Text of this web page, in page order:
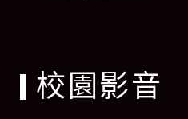
校園影音